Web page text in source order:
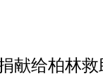
给柏林救